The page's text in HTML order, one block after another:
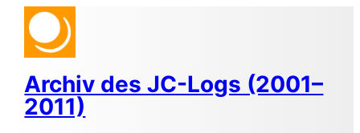
Zum
Inhalt
springen
Archiv des JC-Logs (2001–
2011)